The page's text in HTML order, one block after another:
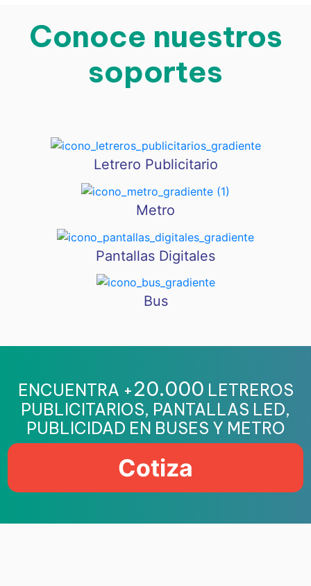
Conoce nuestros
soportes
Letrero Publicitario
Metro
Pantallas Digitales
Bus
ENCUENTRA +20.000 LETREROS
PUBLICITARIOS, PANTALLAS LED,
PUBLICIDAD EN BUSES Y METRO
Cotiza